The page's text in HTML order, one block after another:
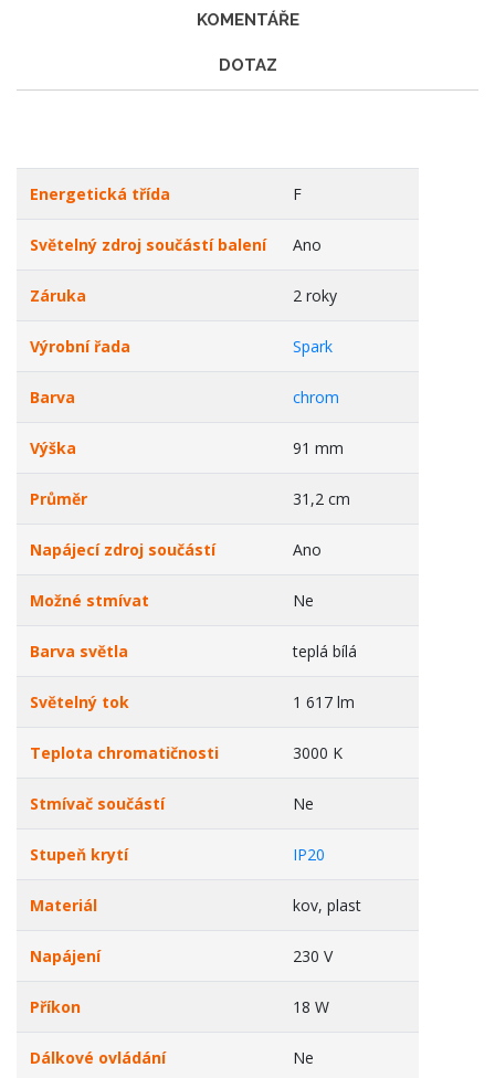
KOMENTÁŘE
DOTAZ
Energetická třída F
Světelný zdroj součástí balení Ano
Záruka 2 roky
Výrobní řada Spark
Barva chrom
Výška 91 mm
Průměr 31,2 cm
Napájecí zdroj součástí Ano
Možné stmívat Ne
Barva světla teplá bílá
Světelný tok 1 617 lm
Teplota chromatičnosti 3000 K
Stmívač součástí Ne
Stupeň krytí IP20
Materiál kov, plast
Napájení 230 V
Příkon 18 W
Dálkové ovládání Ne